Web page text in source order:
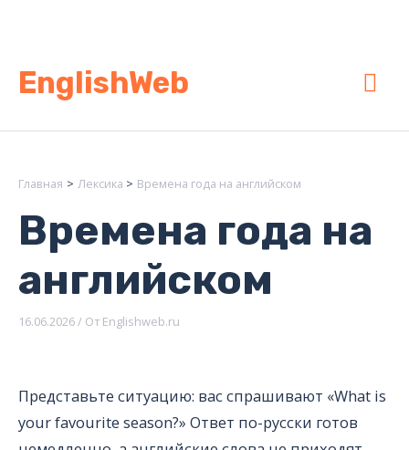
содержимому
EnglishWeb
Главная Лексика Времена года на английском
Времена года на
английском
16.06.2026/ От Englishweb.ru
Представьте ситуацию: вас спрашивают «What is
your favourite season?» Ответ по-русски готов